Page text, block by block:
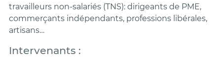
travailleurs non-salariés (TNS): dirigeants de PME,
commerçants indépendants, professions libérales,
artisans…
Intervenants :